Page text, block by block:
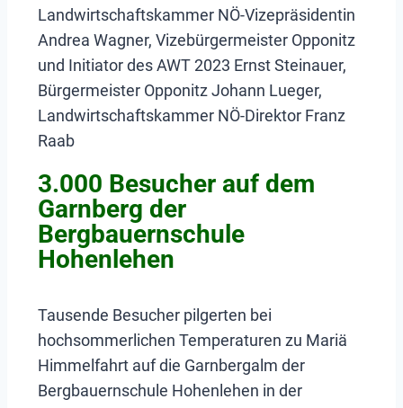
Landwirtschaftskammer NÖ-Vizepräsidentin
Andrea Wagner, Vizebürgermeister Opponitz
und Initiator des AWT 2023 Ernst Steinauer,
Bürgermeister Opponitz Johann Lueger,
Landwirtschaftskammer NÖ-Direktor Franz
Raab
3.000 Besucher auf dem
Garnberg der
Bergbauernschule
Hohenlehen
Tausende Besucher pilgerten bei
hochsommerlichen Temperaturen zu Mariä
Himmelfahrt auf die Garnbergalm der
Bergbauernschule Hohenlehen in der